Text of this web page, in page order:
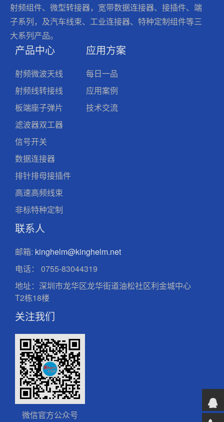
射频组件、微型转接器，宽带数据连接器、接插件、端
子系列，及汽车线束、工业连接器、特种定制组件等三
大系列产品。
产品中心
射频微波天线
射频线转接线
板端座子弹片
滤波器双工器
信号开关
数据连接器
排针排母接插件
高速高频线束
非标特种定制
应用方案
每日一品
应用案例
技术交流
联系人
邮箱: kinghelm@kinghelm.net
电话：
0755-83044319
地址：深圳市龙华区龙华街道油松社区利金城中心
T2栋18楼
关注我们
微信官方公众号